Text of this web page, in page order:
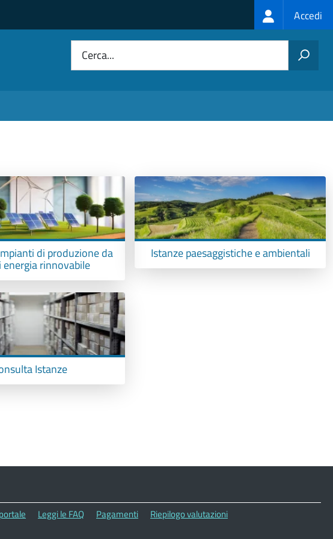
Login
menu
Accedi
Cerca...
di produzione da
rinnovabile
Istanze paesaggistiche e ambientali
Istanze
Leggi le FAQ Pagamenti
Riepilogo valutazioni